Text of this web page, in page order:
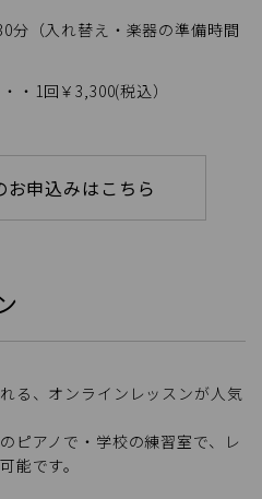
分（入れ替え・楽器の準備時間
・1回￥3,300(税込）
申込みはこちら
る、オンラインレッスンが人気
ピアノで・学校の練習室で、レ
能です。